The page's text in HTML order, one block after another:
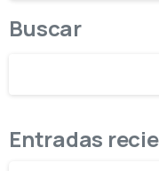
Buscar
Entradas